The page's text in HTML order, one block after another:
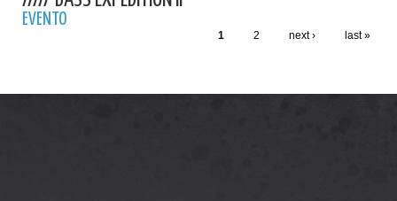
EVENTO
1 2 next › last »